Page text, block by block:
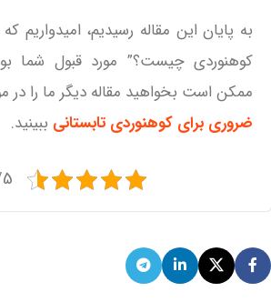
به پایان این مقاله رسیدیم، امیدواریم
کوهنوردی چیست؟” مورد قبول شما
ممکن است بخواهید مقاله دیگر ما را در
ضروری برای کوهنوردی تابستانی ببینید.